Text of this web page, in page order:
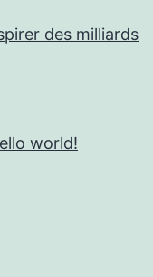
des milliards
world!